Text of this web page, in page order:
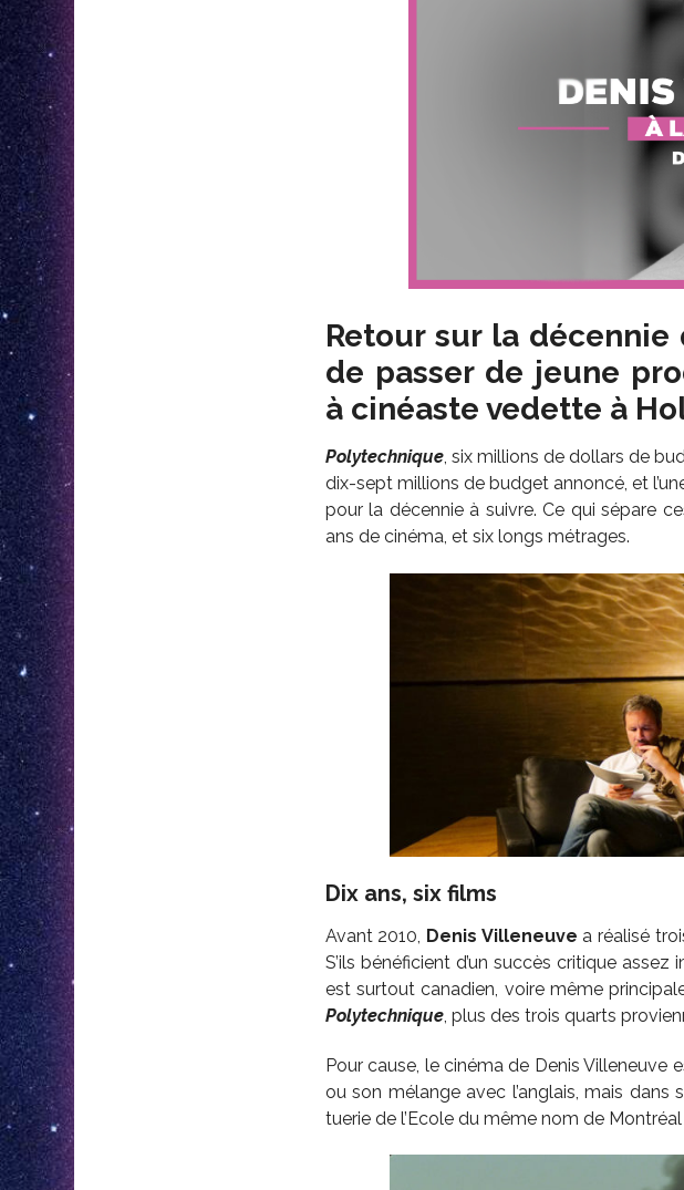
Retour sur la
de passer de jeune
à cinéaste vedette à
Polytechnique, six millions de dollars de
dix-sept millions de budget annoncé, et
pour la décennie à suivre. Ce qui sépare
ans de cinéma, et six longs métrages.
Dix ans, six films
Avant 2010, Denis Villeneuve a réalisé
S’ils bénéficient d’un succès critique
est surtout canadien, voire même
Polytechnique, plus des trois quarts
Pour cause, le cinéma de Denis Villeneuve
ou son mélange avec l’anglais, mais dans
tuerie de l’Ecole du même nom de Montréal